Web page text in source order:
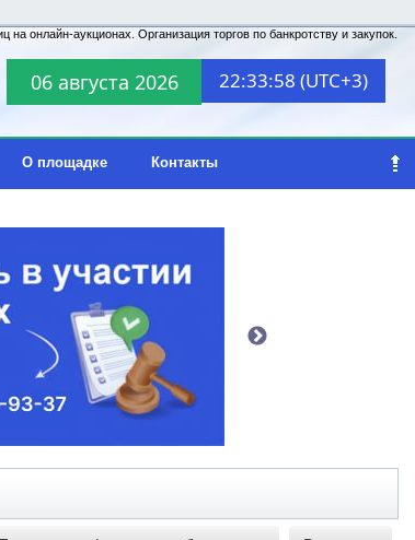
06 августа 2026 22:33:58 (UTC+3)
онлайн-аукционах. Организация торгов по банкротству и закупок.
О площадке Контакты